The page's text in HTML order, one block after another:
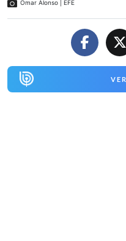
Omar Alonso | EFE